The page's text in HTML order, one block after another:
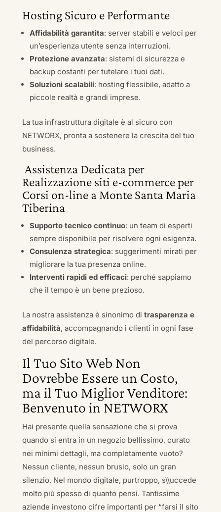
Hosting Sicuro e Performante
Affidabilità garantita: server stabili e veloci per
un’esperienza utente senza interruzioni.
Protezione avanzata: sistemi di sicurezza e
backup costanti per tutelare i tuoi dati.
Soluzioni scalabili: hosting flessibile, adatto a
piccole realtà e grandi imprese.
La tua infrastruttura digitale è al sicuro con
NETWORX, pronta a sostenere la crescita del tuo
business.
Assistenza Dedicata per
Realizzazione siti e-commerce per
Corsi on-line a Monte Santa Maria
Tiberina
Supporto tecnico continuo: un team di esperti
sempre disponibile per risolvere ogni esigenza.
Consulenza strategica: suggerimenti mirati per
migliorare la tua presenza online.
Interventi rapidi ed efficaci: perché sappiamo
che il tempo è un bene prezioso.
La nostra assistenza è sinonimo di trasparenza e
affidabilità, accompagnando i clienti in ogni fase
del percorso digitale.
Il Tuo Sito Web Non
Dovrebbe Essere un Costo,
ma il Tuo Miglior Venditore:
Benvenuto in NETWORX
Hai presente quella sensazione che si prova
quando si entra in un negozio bellissimo, curato
nei minimi dettagli, ma completamente vuoto?
Nessun cliente, nessun brusio, solo un gran
silenzio. Nel mondo digitale, purtroppo, s\\uccede
molto più spesso di quanto pensi. Tantissime
aziende investono cifre importanti per “farsi il sito